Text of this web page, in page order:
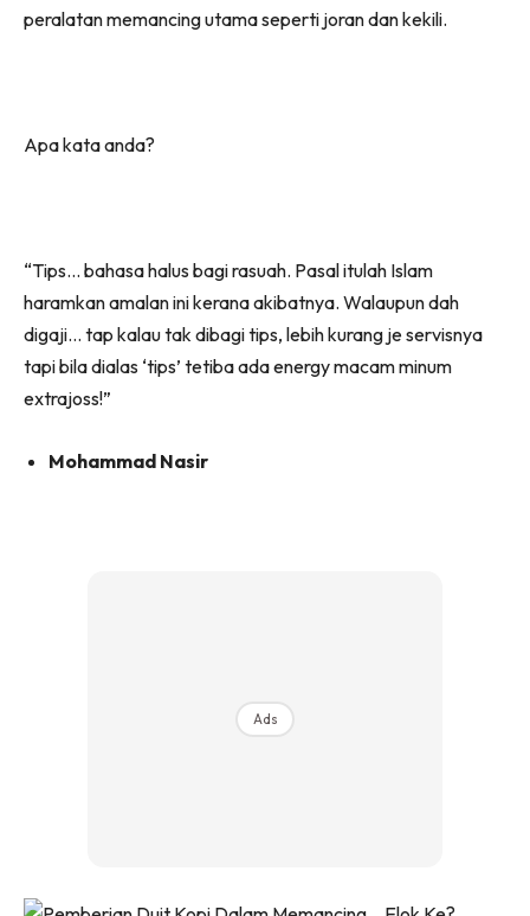
peralatan memancing utama seperti joran dan kekili.
Apa kata anda?
“Tips… bahasa halus bagi rasuah. Pasal itulah Islam
haramkan amalan ini kerana akibatnya. Walaupun dah
digaji… tap kalau tak dibagi tips, lebih kurang je servisnya
tapi bila dialas ‘tips’ tetiba ada energy macam minum
extrajoss!”
Mohammad Nasir
Ads